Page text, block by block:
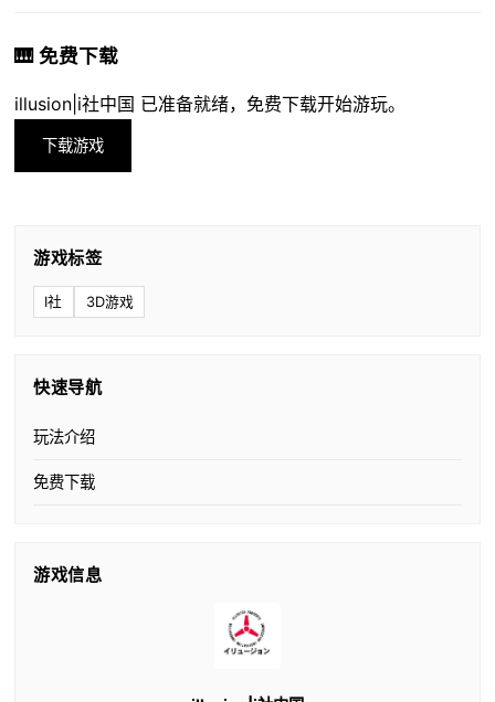
🎹 免费下载
illusion|i社中国 已准备就绪，免费下载开始游玩。
下载游戏
游戏标签
I社 3D游戏
快速导航
玩法介绍
免费下载
游戏信息